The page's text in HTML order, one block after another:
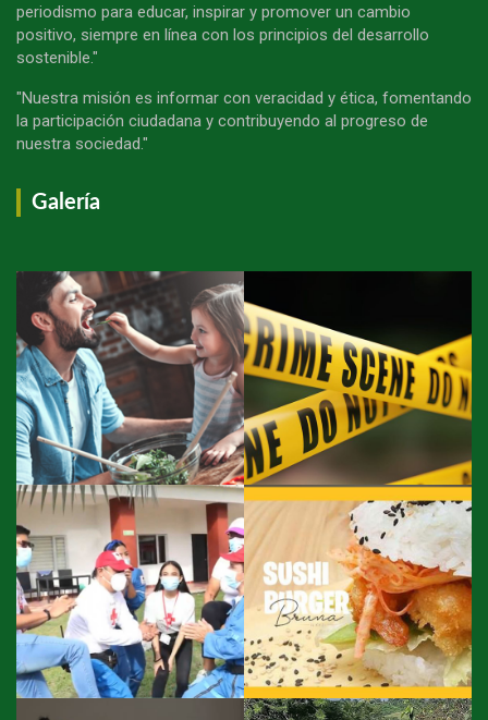
periodismo para educar, inspirar y promover un cambio
positivo, siempre en línea con los principios del desarrollo
sostenible."
"Nuestra misión es informar con veracidad y ética, fomentando
la participación ciudadana y contribuyendo al progreso de
nuestra sociedad."
Galería